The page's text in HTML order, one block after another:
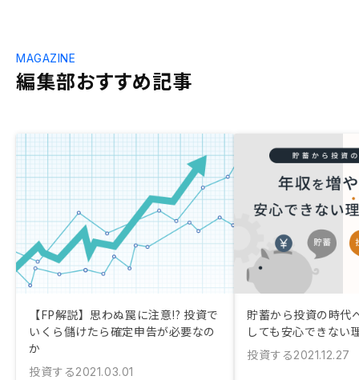
編集部おすすめ記事
MAGAZINE
【FP解説】思わぬ罠に注意!? 投資で
いくら儲けたら確定申告が必要なの
か
投資する2021.03.01
貯蓄から投資の時代
しても安心できない
投資する2021.12.27